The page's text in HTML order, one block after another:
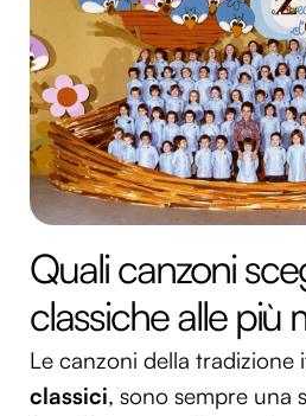
Quali canzoni
classiche alle più
Le canzoni della tradizione
classici, sono sempre una